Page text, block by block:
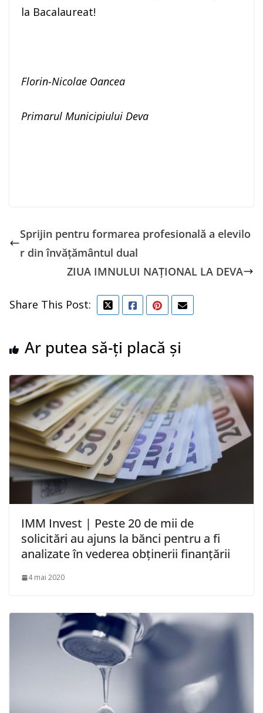
la Bacalaureat!
Florin-Nicolae Oancea
Primarul Municipiului Deva
Sprijin pentru formarea profesională a elevilo
r din învățământul dual
ZIUA IMNULUI NAȚIONAL LA DEVA
Share This Post:
Ar putea să-ți placă și
IMM Invest | Peste 20 de mii de
solicitări au ajuns la bănci pentru a fi
analizate în vederea obţinerii finanţării
4 mai 2020